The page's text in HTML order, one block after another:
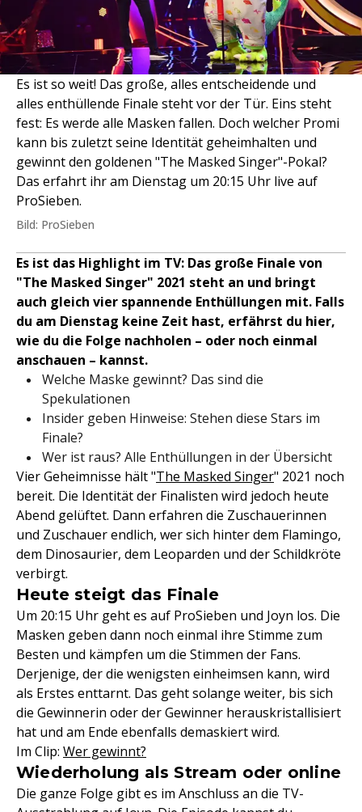
Es ist so weit! Das große, alles entscheidende und
alles enthüllende Finale steht vor der Tür. Eins steht
fest: Es werde alle Masken fallen. Doch welcher Promi
kann bis zuletzt seine Identität geheimhalten und
gewinnt den goldenen "The Masked Singer"-Pokal?
Das erfahrt ihr am Dienstag um 20:15 Uhr live auf
ProSieben.
Bild: ProSieben
Es ist das Highlight im TV: Das große Finale von
"The Masked Singer" 2021 steht an und bringt
auch gleich vier spannende Enthüllungen mit. Falls
du am Dienstag keine Zeit hast, erfährst du hier,
wie du die Folge nachholen – oder noch einmal
anschauen – kannst.
Welche Maske gewinnt? Das sind die
Spekulationen
Insider geben Hinweise: Stehen diese Stars im
Finale?
Wer ist raus? Alle Enthüllungen in der Übersicht
Vier Geheimnisse hält "The Masked Singer" 2021 noch
bereit. Die Identität der Finalisten wird jedoch heute
Abend gelüftet. Dann erfahren die Zuschauerinnen
und Zuschauer endlich, wer sich hinter dem Flamingo,
dem Dinosaurier, dem Leoparden und der Schildkröte
verbirgt.
Heute steigt das Finale
Um 20:15 Uhr geht es auf ProSieben und Joyn los. Die
Masken geben dann noch einmal ihre Stimme zum
Besten und kämpfen um die Stimmen der Fans.
Derjenige, der die wenigsten einheimsen kann, wird
als Erstes enttarnt. Das geht solange weiter, bis sich
die Gewinnerin oder der Gewinner herauskristallisiert
hat und am Ende ebenfalls demaskiert wird.
Im Clip: Wer gewinnt?
Wiederholung als Stream oder online
Die ganze Folge gibt es im Anschluss an die TV-